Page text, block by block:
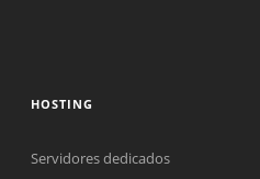
HOSTING
Servidores dedicados